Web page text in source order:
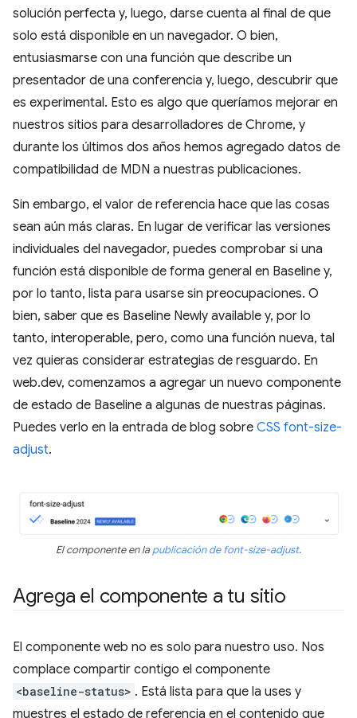
solución perfecta y, luego, darse cuenta al final de que
solo está disponible en un navegador. O bien,
entusiasmarse con una función que describe un
presentador de una conferencia y, luego, descubrir que
es experimental. Esto es algo que queríamos mejorar en
nuestros sitios para desarrolladores de Chrome, y
durante los últimos dos años hemos agregado datos de
compatibilidad de MDN a nuestras publicaciones.
Sin embargo, el valor de referencia hace que las cosas
sean aún más claras. En lugar de verificar las versiones
individuales del navegador, puedes comprobar si una
función está disponible de forma general en Baseline y,
por lo tanto, lista para usarse sin preocupaciones. O
bien, saber que es Baseline Newly available y, por lo
tanto, interoperable, pero, como una función nueva, tal
vez quieras considerar estrategias de resguardo. En
web.dev, comenzamos a agregar un nuevo componente
de estado de Baseline a algunas de nuestras páginas.
Puedes verlo en la entrada de blog sobre CSS font-size-
adjust.
El componente en lapublicación de font-size-adjust.
Agrega el componente a tu sitio
El componente web no es solo para nuestro uso. Nos
complace compartir contigo el componente
<baseline-status> . Está lista para que la uses y
muestres el estado de referencia en el contenido que